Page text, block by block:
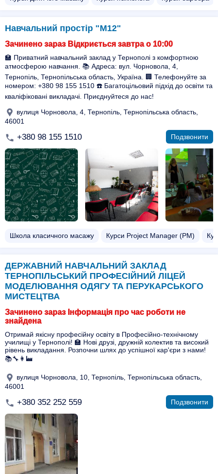
Навчальний простір "М12"
Зачинено зараз Відкриється завтра о 10:00
🏫 Приватний навчальний заклад у Тернополі з комфортною
атмосферою навчання. 📚 Адреса: вул. Чорновола, 4,
Тернопіль, Тернопільська область, Україна. 🏢 Телефонуйте за
номером: +380 98 155 1510 ☎️ Багатоцільовий підхід до освіти та
кваліфіковані викладачі. Приєднуйтеся до нас!
вулиця Чорновола, 4, Тернопіль, Тернопільська область,
46001
+380 98 155 1510 Подзвонити
Школа класичного масажу Курси Project Manager (PM)
ДЕРЖАВНИЙ НАВЧАЛЬНИЙ ЗАКЛАД
ТЕРНОПІЛЬСЬКИЙ ПРОФЕСІЙНИЙ ЛІЦЕЙ
МОДЕЛЮВАННЯ ОДЯГУ ТА ПЕРУКАРСЬКОГО
МИСТЕЦТВА
Зачинено зараз Інформація про час роботи не
знайдена
Отримай якісну професійну освіту в Професійно-технічному
училищі у Тернополі! 🏫 Нові друзі, дружній колектив та високий
рівень викладання. Розпочни шлях до успішної кар'єри з нами!
📚🔧👩‍🏭
вулиця Чорновола, 10, Тернопіль, Тернопільська область,
46001
+380 352 252 559 Подзвонити